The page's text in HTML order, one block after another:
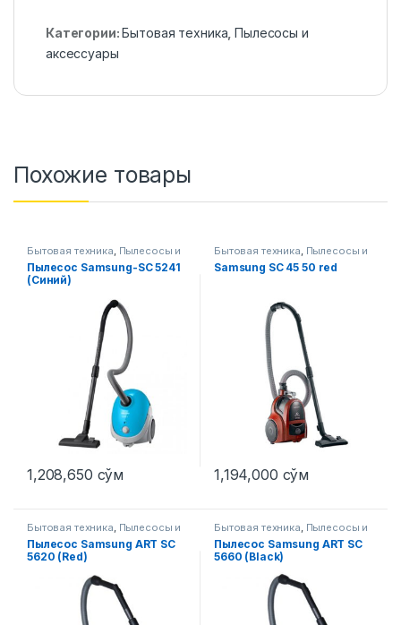
Категории:Бытовая техника ,Пылесосы и
аксессуары
Похожие товары
Бытовая техника, Пылесосы и
аксессуары
Пылесос Samsung-SC 5241
(Синий)
1,208,650 сўм
Бытовая техника, Пылесосы и
аксессуары
Samsung SC 45 50 red
1,194,000 сўм
Бытовая техника, Пылесосы и
аксессуары
Пылесос Samsung ART SC
5620 (Red)
Бытовая техника, Пылесосы и
аксессуары
Пылесос Samsung ART SC
5660 (Black)